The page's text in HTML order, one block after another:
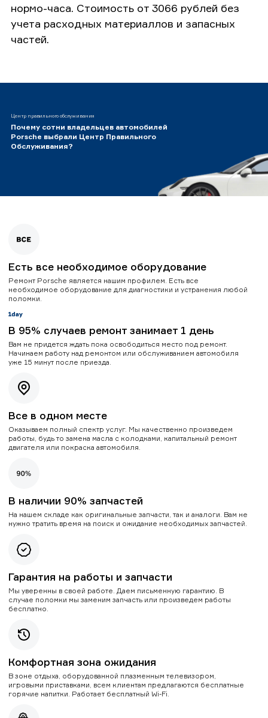
нормо-часа. Стоимость от 3066 рублей без
учета расходных материаллов и запасных
частей.
Центр правильного обслуживания
Почему сотни владельцев автомобилей
Porsche выбрали Центр Правильного
Обслуживания?
Есть все необходимое оборудование
Ремонт Porsche является нашим профилем. Есть все
необходимое оборудование для диагностики и устранения любой
поломки.
В 95% случаев ремонт занимает 1 день
Вам не придется ждать пока освободиться место под ремонт.
Начинаем работу над ремонтом или обслуживанием автомобиля
уже 15 минут после приезда.
Все в одном месте
Оказываем полный спектр услуг. Мы качественно произведем
работы, будь то замена масла с колодками, капитальный ремонт
двигателя или покраска автомобиля.
В наличии 90% запчастей
На нашем складе как оригинальные запчасти, так и аналоги. Вам не
нужно тратить время на поиск и ожидание необходимых запчастей.
Гарантия на работы и запчасти
Мы уверенны в своей работе. Даем письменную гарантию. В
случае поломки мы заменим запчасть или произведем работы
бесплатно.
Комфортная зона ожидания
В зоне отдыха, оборудованной плазменным телевизором,
игровыми приставками, всем клиентам предлагаются бесплатные
горячие напитки. Работает бесплатный Wi-Fi.